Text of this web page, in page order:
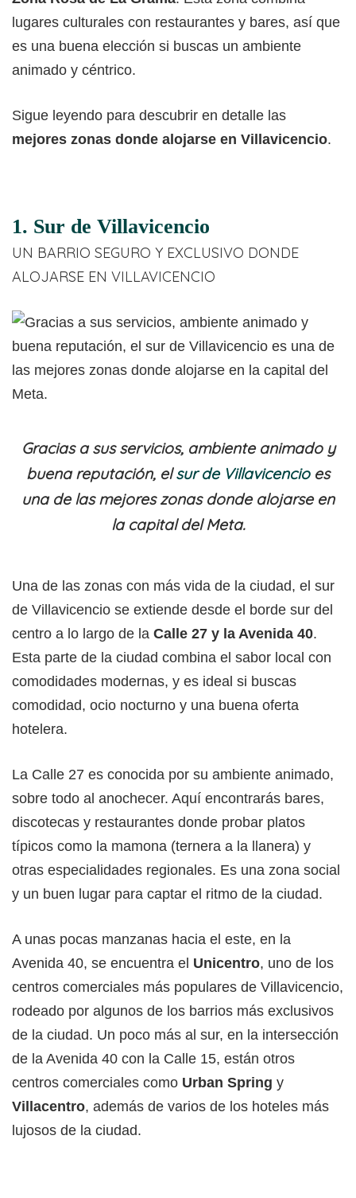
lugares culturales con restaurantes y bares, así que
es una buena elección si buscas un ambiente
animado y céntrico.
Sigue leyendo para descubrir en detalle las
mejores zonas donde alojarse en Villavicencio.
1. Sur de Villavicencio
UN BARRIO SEGURO Y EXCLUSIVO DONDE
ALOJARSE EN VILLAVICENCIO
Gracias a sus servicios, ambiente animado y
buena reputación, elsur de Villavicencioes
una de las mejores zonas donde alojarse en
la capital del Meta.
Una de las zonas con más vida de la ciudad, el sur
de Villavicencio se extiende desde el borde sur del
centro a lo largo de la Calle 27 y la Avenida 40.
Esta parte de la ciudad combina el sabor local con
comodidades modernas, y es ideal si buscas
comodidad, ocio nocturno y una buena oferta
hotelera.
La Calle 27 es conocida por su ambiente animado,
sobre todo al anochecer. Aquí encontrarás bares,
discotecas y restaurantes donde probar platos
típicos como la mamona (ternera a la llanera) y
otras especialidades regionales. Es una zona social
y un buen lugar para captar el ritmo de la ciudad.
A unas pocas manzanas hacia el este, en la
Avenida 40, se encuentra el Unicentro, uno de los
centros comerciales más populares de Villavicencio,
rodeado por algunos de los barrios más exclusivos
de la ciudad. Un poco más al sur, en la intersección
de la Avenida 40 con la Calle 15, están otros
centros comerciales como Urban Spring y
Villacentro, además de varios de los hoteles más
lujosos de la ciudad.